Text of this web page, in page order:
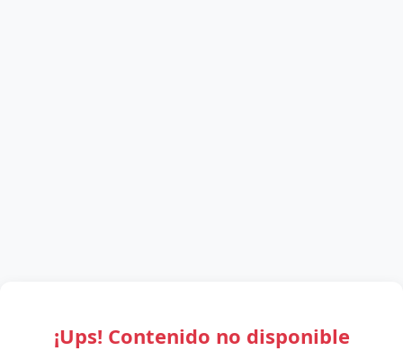
¡Ups! Contenido no disponible